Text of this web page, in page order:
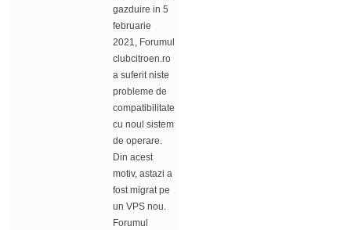
gazduire in 5
februarie
2021, Forumul
clubcitroen.ro
a suferit niste
probleme de
compatibilitate
cu noul sistem
de operare.
Din acest
motiv, astazi a
fost migrat pe
un VPS nou.
Forumul